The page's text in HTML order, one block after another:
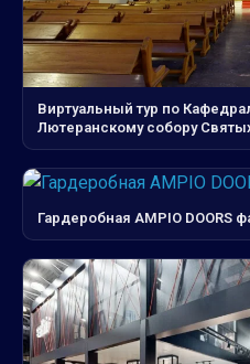
Виртуальный тур по
Лютеранскому собору
Гардеробная AMPIO DOORS